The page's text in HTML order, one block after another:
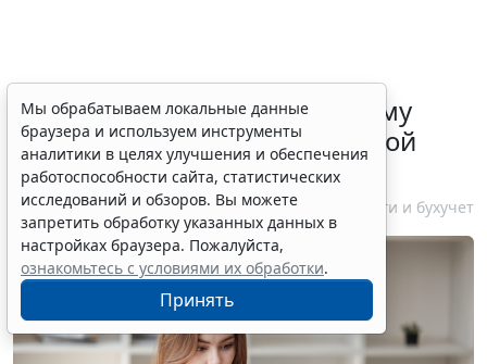
ФНС России рассказала малому
бизнесу о порядке упрощенной
ликвидации компании
7 августа 2026 18:16 Налоги и бухучет
Мы обрабатываем локальные данные
браузера и используем инструменты
аналитики в целях улучшения и обеспечения
работоспособности сайта, статистических
исследований и обзоров. Вы можете
запретить обработку указанных данных в
настройках браузера. Пожалуйста,
ознакомьтесь с условиями их обработки.
Принять